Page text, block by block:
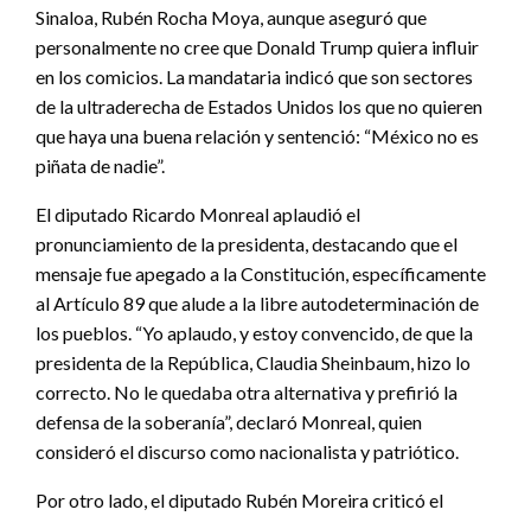
Sinaloa, Rubén Rocha Moya, aunque aseguró que
personalmente no cree que Donald Trump quiera influir
en los comicios. La mandataria indicó que son sectores
de la ultraderecha de Estados Unidos los que no quieren
que haya una buena relación y sentenció: “México no es
piñata de nadie”.
El diputado Ricardo Monreal aplaudió el
pronunciamiento de la presidenta, destacando que el
mensaje fue apegado a la Constitución, específicamente
al Artículo 89 que alude a la libre autodeterminación de
los pueblos. “Yo aplaudo, y estoy convencido, de que la
presidenta de la República, Claudia Sheinbaum, hizo lo
correcto. No le quedaba otra alternativa y prefirió la
defensa de la soberanía”, declaró Monreal, quien
consideró el discurso como nacionalista y patriótico.
Por otro lado, el diputado Rubén Moreira criticó el